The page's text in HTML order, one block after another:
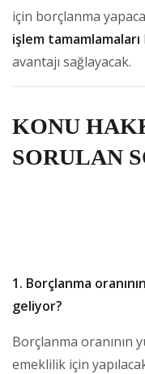
için borçlanma
işlem tamamlamaları
avantajı sağlayacak.
KONU
SORULAN
1. Borçlanma
geliyor?
Borçlanma oranının
emeklilik için